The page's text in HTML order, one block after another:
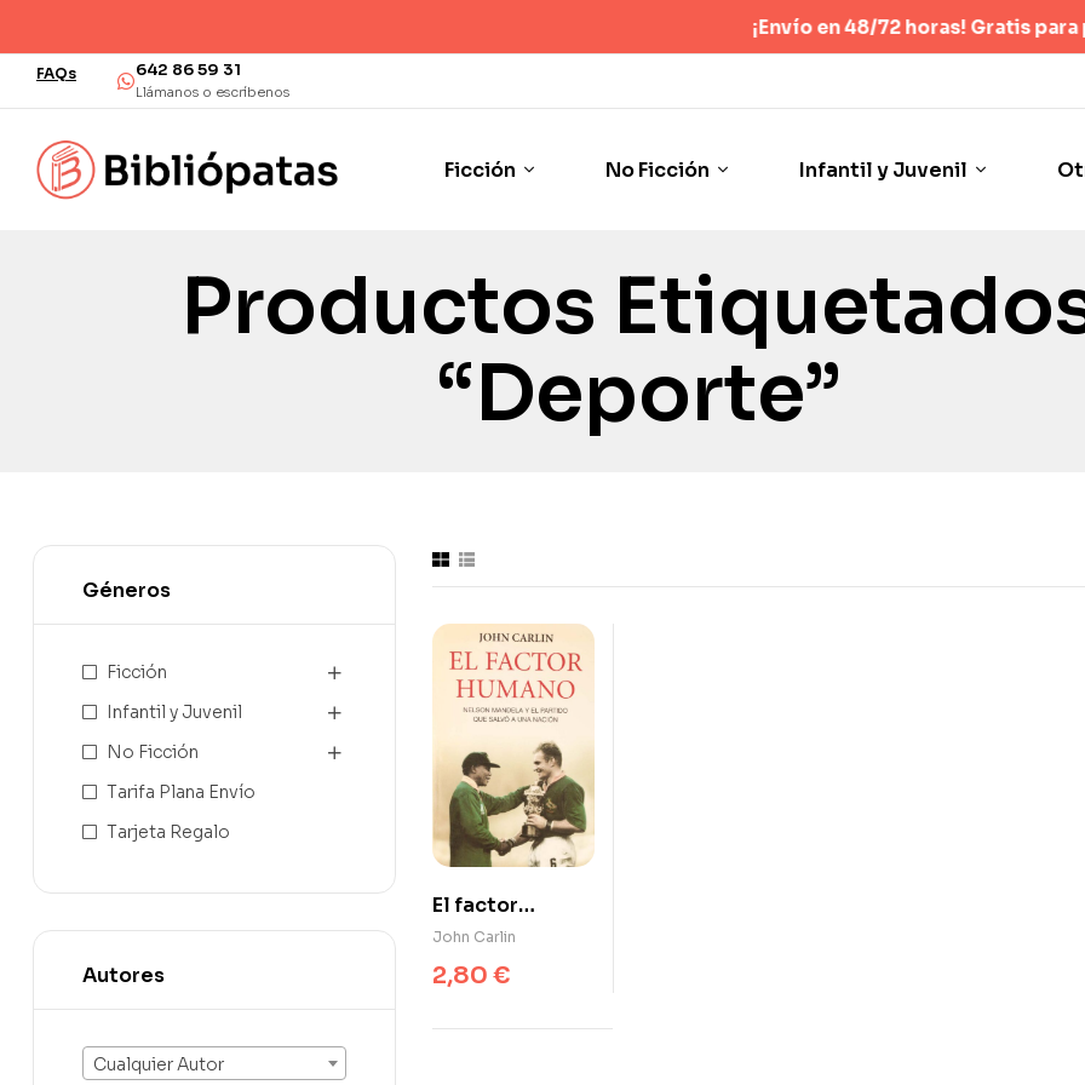
¡Envío en 48/72 horas! Gratis para pedidos
FAQs 642 86 59 31
Llámanos o escríbenos
Ficción No Ficción Infantil y Juvenil
Productos
“deporte”
El factor
humano
John Carlin
2,80 €
Géneros
Ficción
Infantil y Juvenil
No Ficción
Tarifa Plana Envío
Tarjeta Regalo
Autores
Cualquier Autor